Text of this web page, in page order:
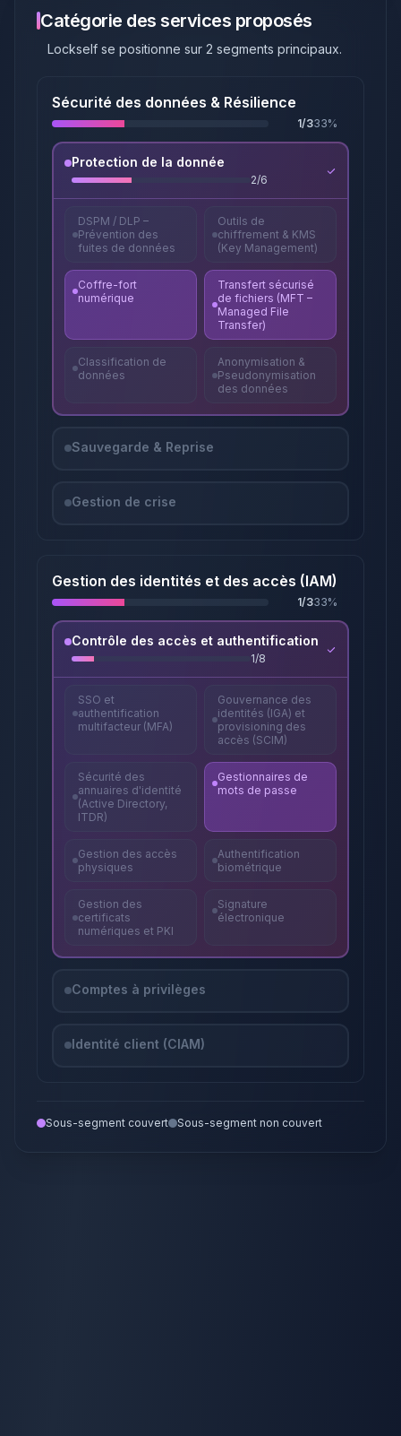
Catégorie des services proposés
Lockself se positionne sur 2 segments principaux.
Sécurité des données & Résilience
1/333%
Protection de la donnée
2/6
DSPM / DLP –
Prévention des
fuites de données
Outils de
chiffrement & KMS
(Key Management)
Coffre-fort
numérique
Transfert sécurisé
de fichiers (MFT –
Managed File
Transfer)
Classification de
données
Anonymisation &
Pseudonymisation
des données
Sauvegarde & Reprise
Gestion de crise
Gestion des identités et des accès (IAM)
1/333%
Contrôle des accès et authentification
1/8
SSO et
authentification
multifacteur (MFA)
Gouvernance des
identités (IGA) et
provisioning des
accès (SCIM)
Sécurité des
annuaires d'identité
(Active Directory,
ITDR)
Gestionnaires de
mots de passe
Gestion des accès
physiques
Authentification
biométrique
Gestion des
certificats
numériques et PKI
Signature
électronique
Comptes à privilèges
Identité client (CIAM)
Sous-segment couvert Sous-segment non couvert